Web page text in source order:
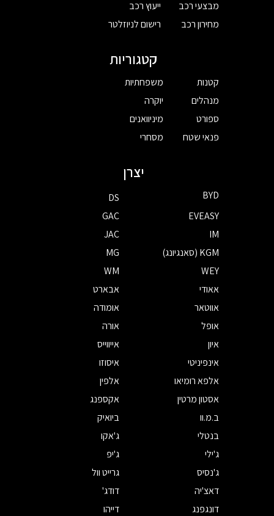
מבצעי רכב
מחירון רכב
ייעוץ רכב
רישום לניוזלטר
קטגוריות
קטנות
מנהלים
ספורט
פנאי שטח
משפחתיות
יוקרה
מיניוואנים
מסחרי
יצרן
BYD
DS
EVEASY
GAC
IM
JAC
KGM (סאנגיונג)
MG
WEY
WM
אאודי
אבארט
אווטאר
אומודה
אופל
אורה
איון
אייווייס
אינפיניטי
איסוזו
אלפא רומיאו
אלפין
אסטון מרטין
אקספנג
ב.מ.וו
ביואיק
בנטלי
ג'אקו
ג'ילי
ג'יפ
ג'נסיס
גרייט וול
דאצ'יה
דודג'
דונגפנג
דייהו